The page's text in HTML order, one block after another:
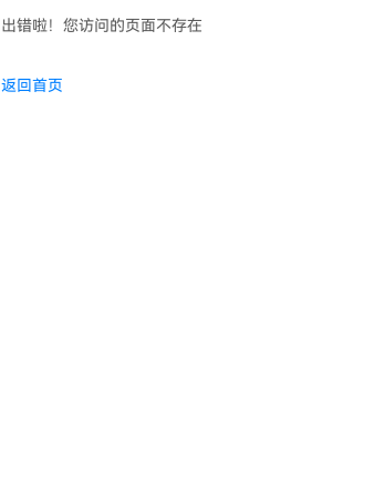
出错啦！您访问的页面不存在
返回首页